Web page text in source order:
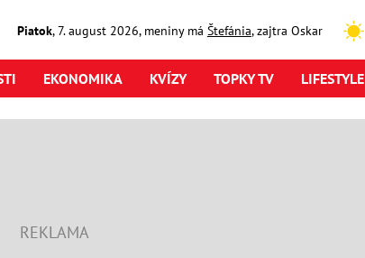
Piatok,7. august2026, meniny má Štefánia, zajtra Oskar
EKONOMIKA KVÍZY TOPKY TV LIFESTYLE